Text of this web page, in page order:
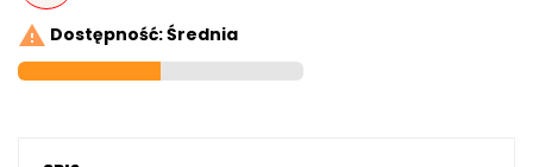
 Dostępność: Średnia